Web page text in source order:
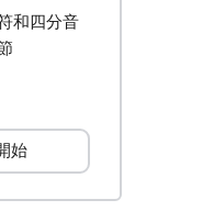
和四分音
始